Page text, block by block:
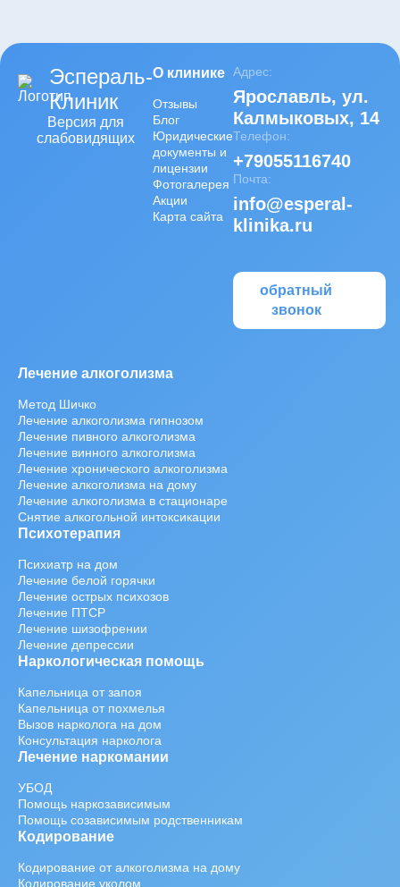
Эспераль-
Клиник
Версия для
слабовидящих
О клинике
Отзывы
Блог
Юридические
документы и
лицензии
Фотогалерея
Акции
Карта сайта
Адрес:
Ярославль, ул.
Калмыковых, 14
Телефон:
+79055116740
Почта:
info@esperal-
klinika.ru
обратный
звонок
Лечение алкоголизма
Метод Шичко
Лечение алкоголизма гипнозом
Лечение пивного алкоголизма
Лечение винного алкоголизма
Лечение хронического алкоголизма
Лечение алкоголизма на дому
Лечение алкоголизма в стационаре
Снятие алкогольной интоксикации
Психотерапия
Психиатр на дом
Лечение белой горячки
Лечение острых психозов
Лечение ПТСР
Лечение шизофрении
Лечение депрессии
Наркологическая помощь
Капельница от запоя
Капельница от похмелья
Вызов нарколога на дом
Консультация нарколога
Лечение наркомании
УБОД
Помощь наркозависимым
Помощь созависимым родственникам
Кодирование
Кодирование от алкоголизма на дому
Кодирование уколом